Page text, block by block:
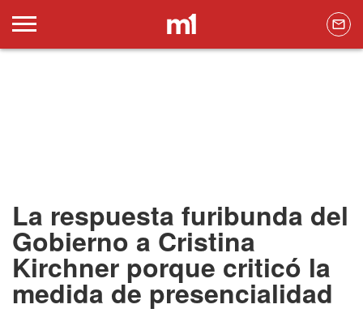
La respuesta furibunda del
Gobierno a Cristina
Kirchner porque criticó la
medida de presencialidad